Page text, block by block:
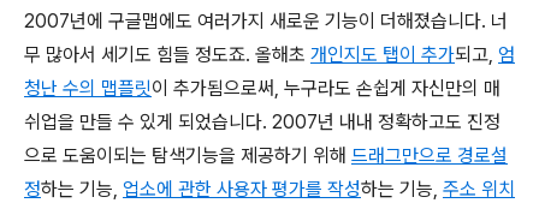
2007년에 구글맵에도 여러가지 새로운 기능이 더해졌습니다. 너
무 많아서 세기도 힘들 정도죠. 올해초 개인지도 탭이 추가되고, 엄
청난 수의 맵플릿이 추가됨으로써, 누구라도 손쉽게 자신만의 매
쉬업을 만들 수 있게 되었습니다. 2007년 내내 정확하고도 진정
으로 도움이되는 탐색기능을 제공하기 위해 드래그만으로 경로설
정하는 기능, 업소에 관한 사용자 평가를 작성하는 기능, 주소 위치